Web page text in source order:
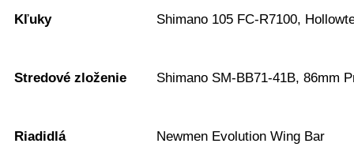
Kľuky Shimano 105 FC-R7100,
Stredové zloženie Shimano SM-BB71-41B, 86mm
Riadidlá Newmen Evolution Wing Bar